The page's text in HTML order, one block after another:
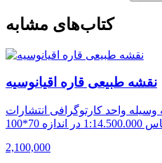
کتاب‌های مشابه
نقشه طبیعی قاره اقیانوسیه
واحد کارتوگرافی انتشارات
2,100,000